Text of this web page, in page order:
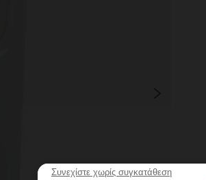
Συνεχίστε χωρίς συγκατάθεση